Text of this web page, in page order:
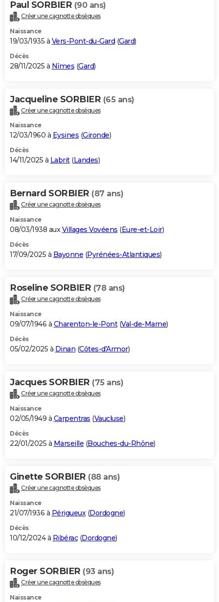
Paul SORBIER (90 ans)
Créer une cagnotte obsèques
Naissance
19/03/1935 à Vers-Pont-du-Gard (Gard)
Décès
28/11/2025 à Nîmes (Gard)
Jacqueline SORBIER (65 ans)
Créer une cagnotte obsèques
Naissance
12/03/1960 à Eysines (Gironde)
Décès
14/11/2025 à Labrit(Landes)
Bernard SORBIER (87 ans)
Créer une cagnotte obsèques
Naissance
08/03/1938 auxVillages Vovéens (Eure-et-Loir)
Décès
17/09/2025 à Bayonne (Pyrénées-Atlantiques)
Roseline SORBIER (78 ans)
Créer une cagnotte obsèques
Naissance
09/07/1946 à Charenton-le-Pont(Val-de-Marne)
Décès
05/02/2025 à Dinan (Côtes-d'Armor)
Jacques SORBIER (75 ans)
Créer une cagnotte obsèques
Naissance
02/05/1949 à Carpentras (Vaucluse)
Décès
22/01/2025 à Marseille (Bouches-du-Rhône)
Ginette SORBIER (88 ans)
Créer une cagnotte obsèques
Naissance
21/07/1936 à Périgueux(Dordogne)
Décès
10/12/2024 à Ribérac(Dordogne)
Roger SORBIER (93 ans)
Créer une cagnotte obsèques
Naissance